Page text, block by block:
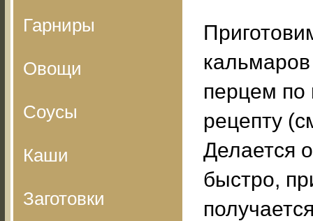
Гарниры
Овощи
Соусы
Каши
Заготовки
перцем по
рецепту
Делается
быстро,